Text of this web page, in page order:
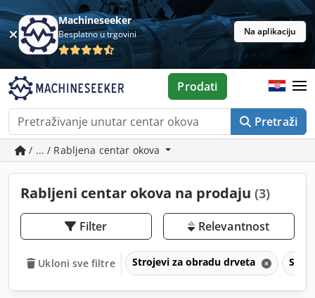
Machineseeker
Besplatno u trgovini Na aplikaciju
Pretraži
Prodati
/ ... / Rabljena centar okova
Rabljeni centar okova na prodaju (3)
Filter Relevantnost
Ukloni sve filtre Strojevi za obradu drveta